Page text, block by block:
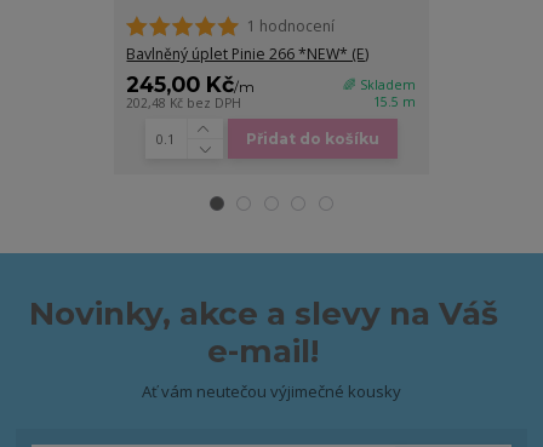
1 hodnocení
Bavlněný úplet Pinie 266 *NEW* (E)
245,00 Kč/m
202,48 Kč bez DPH
🌈 Skladem
15.5 m
Přidat do košíku
Novinky, akce a slevy na Váš
e-mail!
Ať vám neutečou výjimečné kousky